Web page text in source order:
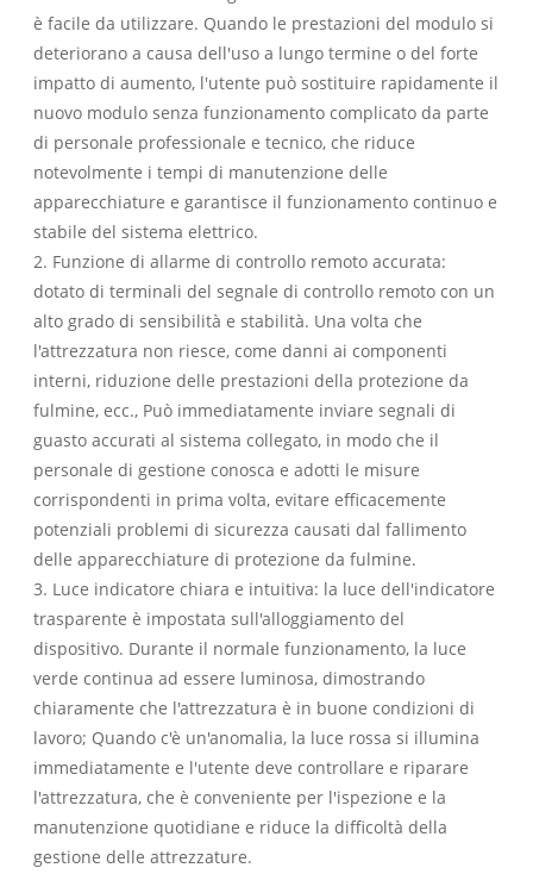
è facile da utilizzare. Quando le prestazioni del modulo si
deteriorano a causa dell'uso a lungo termine o del forte
impatto di aumento, l'utente può sostituire rapidamente il
nuovo modulo senza funzionamento complicato da parte
di personale professionale e tecnico, che riduce
notevolmente i tempi di manutenzione delle
apparecchiature e garantisce il funzionamento continuo e
stabile del sistema elettrico.
2. Funzione di allarme di controllo remoto accurata:
dotato di terminali del segnale di controllo remoto con un
alto grado di sensibilità e stabilità. Una volta che
l'attrezzatura non riesce, come danni ai componenti
interni, riduzione delle prestazioni della protezione da
fulmine, ecc., Può immediatamente inviare segnali di
guasto accurati al sistema collegato, in modo che il
personale di gestione conosca e adotti le misure
corrispondenti in prima volta, evitare efficacemente
potenziali problemi di sicurezza causati dal fallimento
delle apparecchiature di protezione da fulmine.
3. Luce indicatore chiara e intuitiva: la luce dell'indicatore
trasparente è impostata sull'alloggiamento del
dispositivo. Durante il normale funzionamento, la luce
verde continua ad essere luminosa, dimostrando
chiaramente che l'attrezzatura è in buone condizioni di
lavoro; Quando c'è un'anomalia, la luce rossa si illumina
immediatamente e l'utente deve controllare e riparare
l'attrezzatura, che è conveniente per l'ispezione e la
manutenzione quotidiane e riduce la difficoltà della
gestione delle attrezzature.